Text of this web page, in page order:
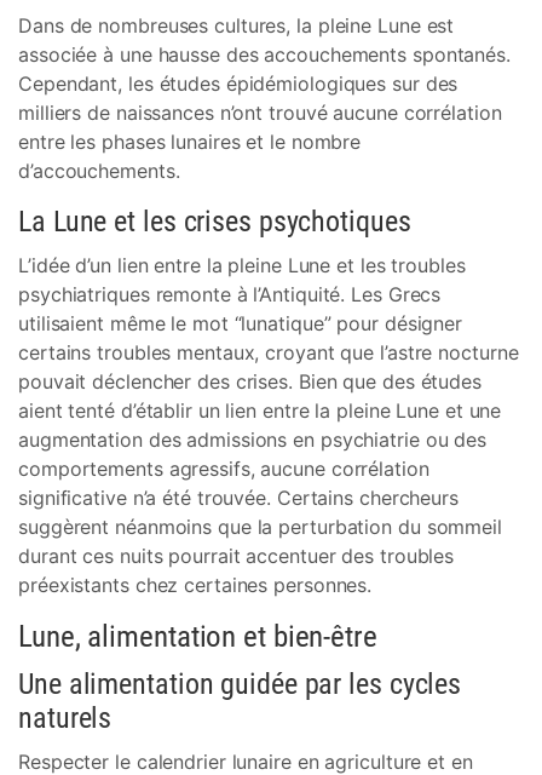
Dans de nombreuses cultures, la pleine Lune est
associée à une hausse des accouchements spontanés.
Cependant, les études épidémiologiques sur des
milliers de naissances n’ont trouvé aucune corrélation
entre les phases lunaires et le nombre
d’accouchements.
La Lune et les crises psychotiques
L’idée d’un lien entre la pleine Lune et les troubles
psychiatriques remonte à l’Antiquité. Les Grecs
utilisaient même le mot “lunatique” pour désigner
certains troubles mentaux, croyant que l’astre nocturne
pouvait déclencher des crises. Bien que des études
aient tenté d’établir un lien entre la pleine Lune et une
augmentation des admissions en psychiatrie ou des
comportements agressifs, aucune corrélation
significative n’a été trouvée. Certains chercheurs
suggèrent néanmoins que la perturbation du sommeil
durant ces nuits pourrait accentuer des troubles
préexistants chez certaines personnes.
Lune, alimentation et bien-être
Une alimentation guidée par les cycles
naturels
Respecter le calendrier lunaire en agriculture et en